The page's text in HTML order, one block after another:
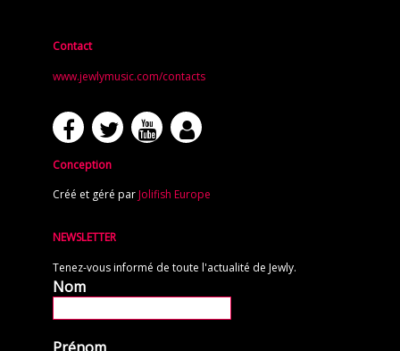
Contact
www.jewlymusic.com/contacts
Conception
Créé et géré par Jolifish Europe
NEWSLETTER
Tenez-vous informé de toute l'actualité de Jewly.
Nom
Prénom